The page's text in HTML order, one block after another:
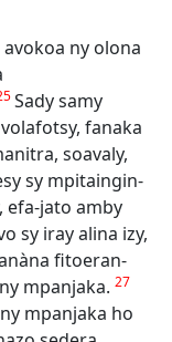
ny olona
Sady samy
fanaka
soavaly,
sy mpitaingin-
efa-jato amby
sy iray alina izy,
fitoeran-
mpanjaka. 27
mpanjaka ho